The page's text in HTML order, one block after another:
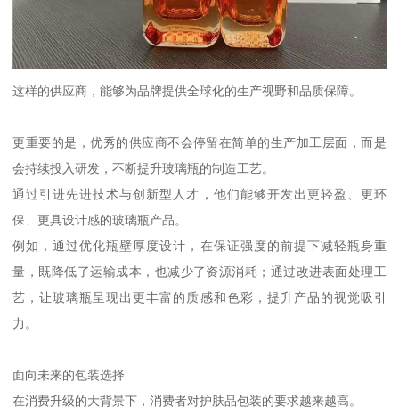
这样的供应商，能够为品牌提供全球化的生产视野和品质保障。
更重要的是，优秀的供应商不会停留在简单的生产加工层面，而是
会持续投入研发，不断提升玻璃瓶的制造工艺。
通过引进先进技术与创新型人才，他们能够开发出更轻盈、更环
保、更具设计感的玻璃瓶产品。
例如，通过优化瓶壁厚度设计，在保证强度的前提下减轻瓶身重
量，既降低了运输成本，也减少了资源消耗；通过改进表面处理工
艺，让玻璃瓶呈现出更丰富的质感和色彩，提升产品的视觉吸引
力。
面向未来的包装选择
在消费升级的大背景下，消费者对护肤品包装的要求越来越高。